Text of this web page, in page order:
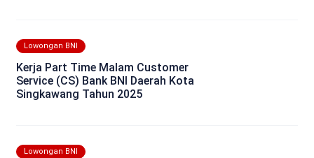
Lowongan BNI
Kerja Part Time Malam Customer
Service (CS) Bank BNI Daerah Kota
Singkawang Tahun 2025
Lowongan BNI